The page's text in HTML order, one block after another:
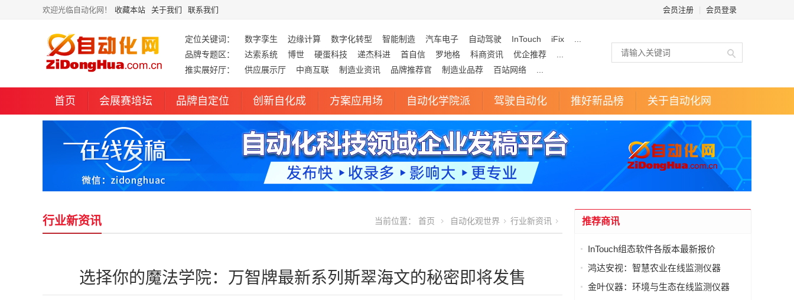
欢迎光临自动化网！ 收藏本站 关于我们 联系我们 会员注册 会员登录
定位关键词： 数字孪生 边缘计算 数字化转型 智能制造 汽车电子 自动驾驶 InTouch iFix
品牌专题区：
达索系统 博世 硬蛋科技 递杰科进 首自信 罗地格 科商资讯 优企推荐
推实展好厅：
供应展示厅 中商互联 制造业资讯 品牌推荐官 制造业品荐 百站网络
首页 会展赛培坛 品牌自定位 创新自化成 方案应用场 自动化学院派 驾驶自动化 推好新品榜 关于自动化网
行业新资讯 当前位置： 首页 自动化观世界 行业新资讯
选择你的魔法学院：万智牌最新系列斯翠海文的秘密即将发售
推荐商讯
InTouch组态软件各版本最新报价
鸿达安视：智慧农业在线监测仪器
金叶仪器：环境与生态在线监测仪器